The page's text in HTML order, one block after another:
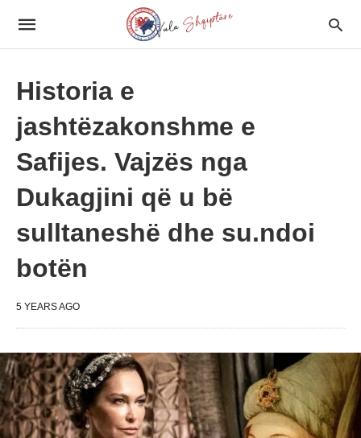
Historia e
jashtëzakonshme e
Safijes. Vajzës nga
Dukagjini që u bë
sulltaneshë dhe su.ndoi
botën
5 YEARS AGO